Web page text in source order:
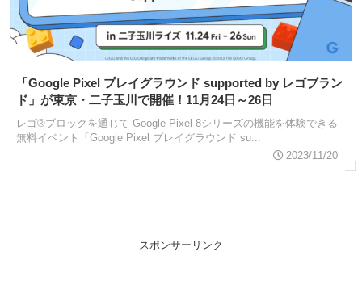
「Google Pixel プレイグラウンド supported by レゴブラン
ド」が東京・二子玉川で開催！11月24日～26日
レゴ®ブロックを通じて Google Pixel 8シリーズの機能を体験できる
無料イベント「Google Pixel プレイグラウンド su...
2023/11/20
スポンサーリンク